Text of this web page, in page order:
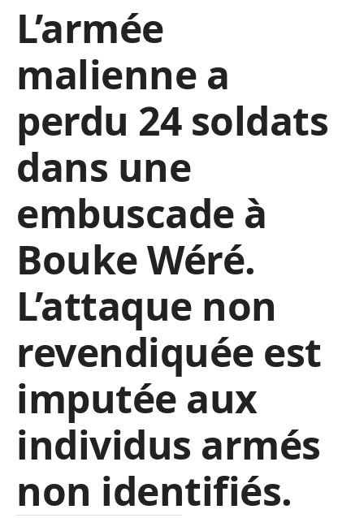
L’armée
malienne a
perdu 24 soldats
dans une
embuscade à
Bouke Wéré.
L’attaque non
revendiquée est
imputée aux
individus armés
non identifiés.